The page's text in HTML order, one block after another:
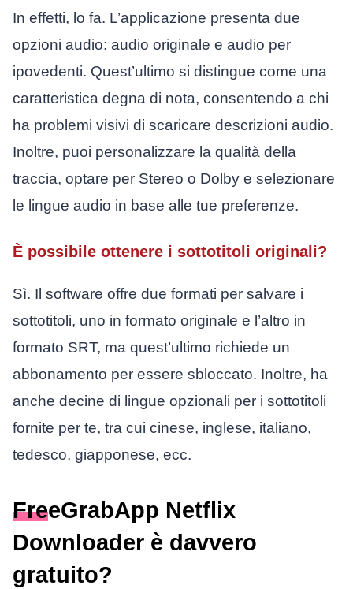
In effetti, lo fa. L’applicazione presenta due
opzioni audio: audio originale e audio per
ipovedenti. Quest’ultimo si distingue come una
caratteristica degna di nota, consentendo a chi
ha problemi visivi di scaricare descrizioni audio.
Inoltre, puoi personalizzare la qualità della
traccia, optare per Stereo o Dolby e selezionare
le lingue audio in base alle tue preferenze.
È possibile ottenere i sottotitoli originali?
Sì. Il software offre due formati per salvare i
sottotitoli, uno in formato originale e l’altro in
formato SRT, ma quest’ultimo richiede un
abbonamento per essere sbloccato. Inoltre, ha
anche decine di lingue opzionali per i sottotitoli
fornite per te, tra cui cinese, inglese, italiano,
tedesco, giapponese, ecc.
FreeGrabApp Netflix
Downloader è davvero
gratuito?